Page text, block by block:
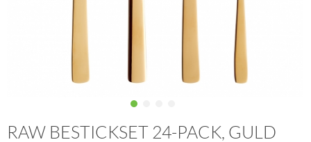
RAW BESTICKSET 24-PACK, GULD